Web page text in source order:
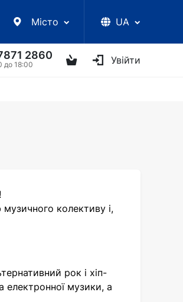
Місто UA
2860
до 18:00 Увійти
АРТИСТИ ІНШЕ ТВОРЧІ
музичного колективу і,
рок і хіп-
електронної музики, а